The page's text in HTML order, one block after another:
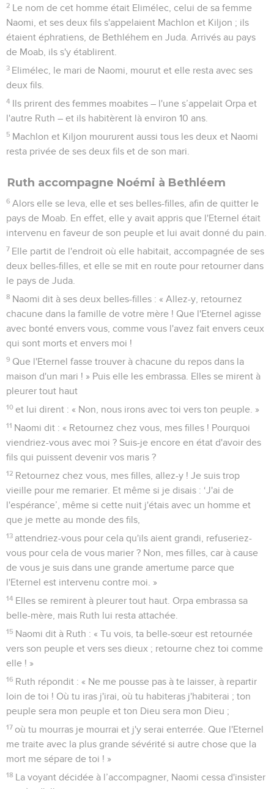
2 Le nom de cet homme était Elimélec, celui de sa femme
Naomi, et ses deux fils s'appelaient Machlon et Kiljon ; ils
étaient éphratiens, de Bethléhem en Juda. Arrivés au pays
de Moab, ils s'y établirent.
3 Elimélec, le mari de Naomi, mourut et elle resta avec ses
deux fils.
4 Ils prirent des femmes moabites – l'une s’appelait Orpa et
l'autre Ruth – et ils habitèrent là environ 10 ans.
5 Machlon et Kiljon moururent aussi tous les deux et Naomi
resta privée de ses deux fils et de son mari.
Ruth accompagne Noémi à Bethléem
6 Alors elle se leva, elle et ses belles-filles, afin de quitter le
pays de Moab. En effet, elle y avait appris que l'Eternel était
intervenu en faveur de son peuple et lui avait donné du pain.
7 Elle partit de l'endroit où elle habitait, accompagnée de ses
deux belles-filles, et elle se mit en route pour retourner dans
le pays de Juda.
8 Naomi dit à ses deux belles-filles : « Allez-y, retournez
chacune dans la famille de votre mère ! Que l'Eternel agisse
avec bonté envers vous, comme vous l'avez fait envers ceux
qui sont morts et envers moi !
9 Que l'Eternel fasse trouver à chacune du repos dans la
maison d'un mari ! » Puis elle les embrassa. Elles se mirent à
pleurer tout haut
10 et lui dirent : « Non, nous irons avec toi vers ton peuple. »
11 Naomi dit : « Retournez chez vous, mes filles ! Pourquoi
viendriez-vous avec moi ? Suis-je encore en état d'avoir des
fils qui puissent devenir vos maris ?
12 Retournez chez vous, mes filles, allez-y ! Je suis trop
vieille pour me remarier. Et même si je disais : ‘J'ai de
l'espérance’, même si cette nuit j'étais avec un homme et
que je mette au monde des fils,
13 attendriez-vous pour cela qu'ils aient grandi, refuseriez-
vous pour cela de vous marier ? Non, mes filles, car à cause
de vous je suis dans une grande amertume parce que
l'Eternel est intervenu contre moi. »
14 Elles se remirent à pleurer tout haut. Orpa embrassa sa
belle-mère, mais Ruth lui resta attachée.
15 Naomi dit à Ruth : « Tu vois, ta belle-sœur est retournée
vers son peuple et vers ses dieux ; retourne chez toi comme
elle ! »
16 Ruth répondit : « Ne me pousse pas à te laisser, à repartir
loin de toi ! Où tu iras j'irai, où tu habiteras j'habiterai ; ton
peuple sera mon peuple et ton Dieu sera mon Dieu ;
17 où tu mourras je mourrai et j'y serai enterrée. Que l'Eternel
me traite avec la plus grande sévérité si autre chose que la
mort me sépare de toi ! »
18 La voyant décidée à l’accompagner, Naomi cessa d'insister